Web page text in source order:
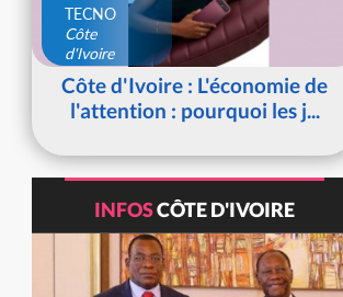
TECNO
Côte
d'Ivoire
Côte d'Ivoire : L'économie de
l'attention : pourquoi les j...
INFOSCÔTE D'IVOIRE